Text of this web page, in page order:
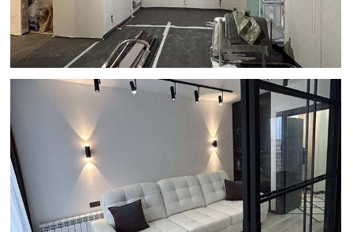
по картинкам из интернета.
Четкий список материалов. Вы
купите только необходимые товары
Гарантии и команду под
руководством прораба
(при
заключении дальнейшего договора
на ремонт). Закрепляем команду
и даем официальную гарантию.